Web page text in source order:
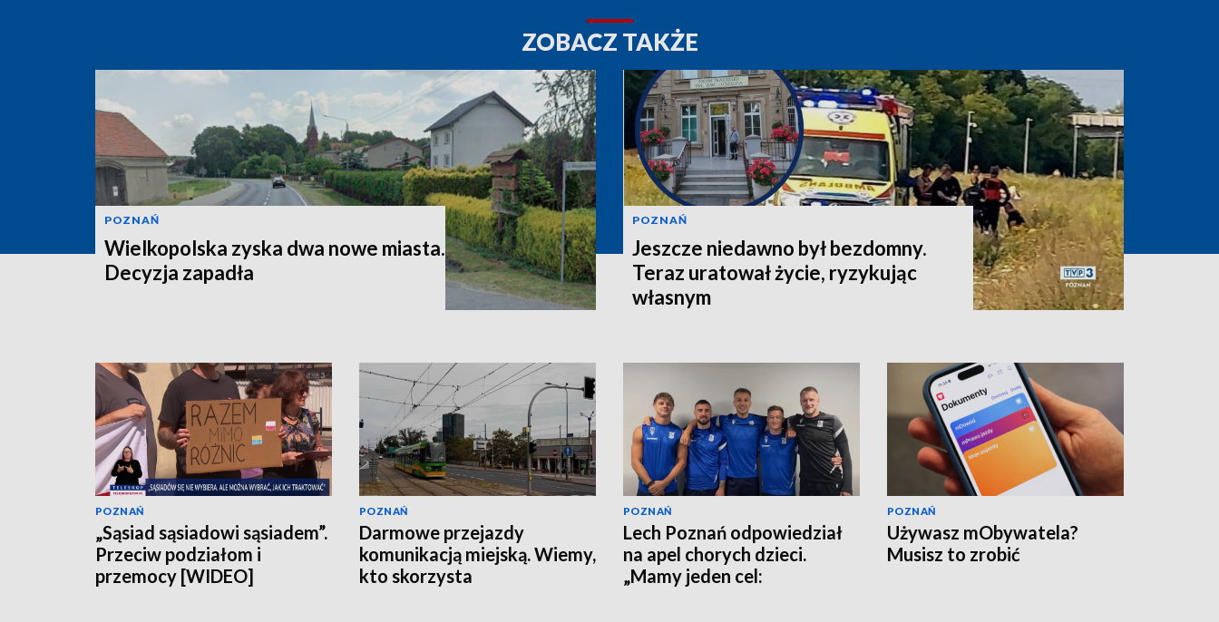
ZOBACZ TAKŻE
POZNAŃ
Wielkopolska zyska dwa nowe miasta.
Decyzja zapadła
POZNAŃ
Jeszcze niedawno był bezdomny.
Teraz uratował życie, ryzykując
własnym
POZNAŃ
„Sąsiad sąsiadowi sąsiadem”.
Przeciw podziałom i
przemocy [WIDEO]
POZNAŃ
Darmowe przejazdy
komunikacją miejską. Wiemy,
kto skorzysta
POZNAŃ
Lech Poznań odpowiedział
na apel chorych dzieci.
„Mamy jeden cel:
POZNAŃ
Używasz mObywatela?
Musisz to zrobić